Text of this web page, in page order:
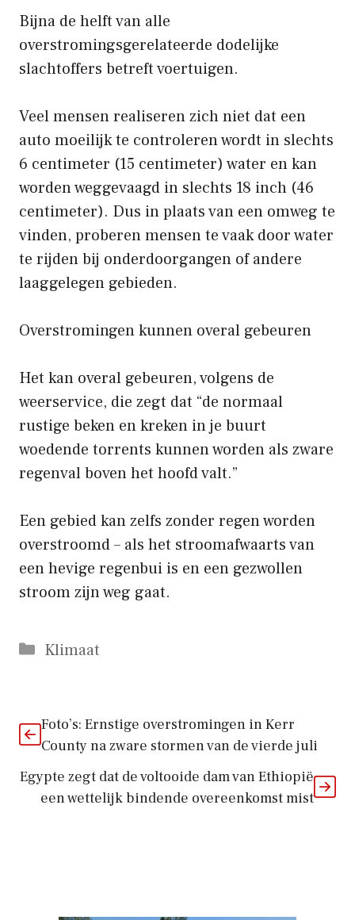
Bijna de helft van alle
overstromingsgerelateerde dodelijke
slachtoffers betreft voertuigen.
Veel mensen realiseren zich niet dat een
auto moeilijk te controleren wordt in slechts
6 centimeter (15 centimeter) water en kan
worden weggevaagd in slechts 18 inch (46
centimeter). Dus in plaats van een omweg te
vinden, proberen mensen te vaak door water
te rijden bij onderdoorgangen of andere
laaggelegen gebieden.
Overstromingen kunnen overal gebeuren
Het kan overal gebeuren, volgens de
weerservice, die zegt dat “de normaal
rustige beken en kreken in je buurt
woedende torrents kunnen worden als zware
regenval boven het hoofd valt.”
Een gebied kan zelfs zonder regen worden
overstroomd – als het stroomafwaarts van
een hevige regenbui is en een gezwollen
stroom zijn weg gaat.
Categorieën
Klimaat
Foto’s: Ernstige overstromingen in Kerr
County na zware stormen van de vierde juli
Egypte zegt dat de voltooide dam van Ethiopië
een wettelijk bindende overeenkomst mist